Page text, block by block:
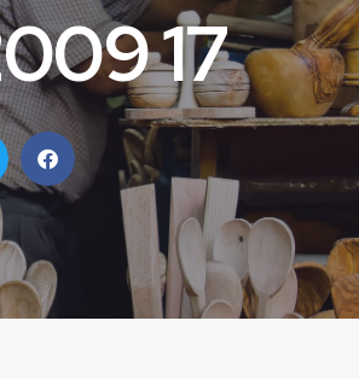
17 décembre 2009